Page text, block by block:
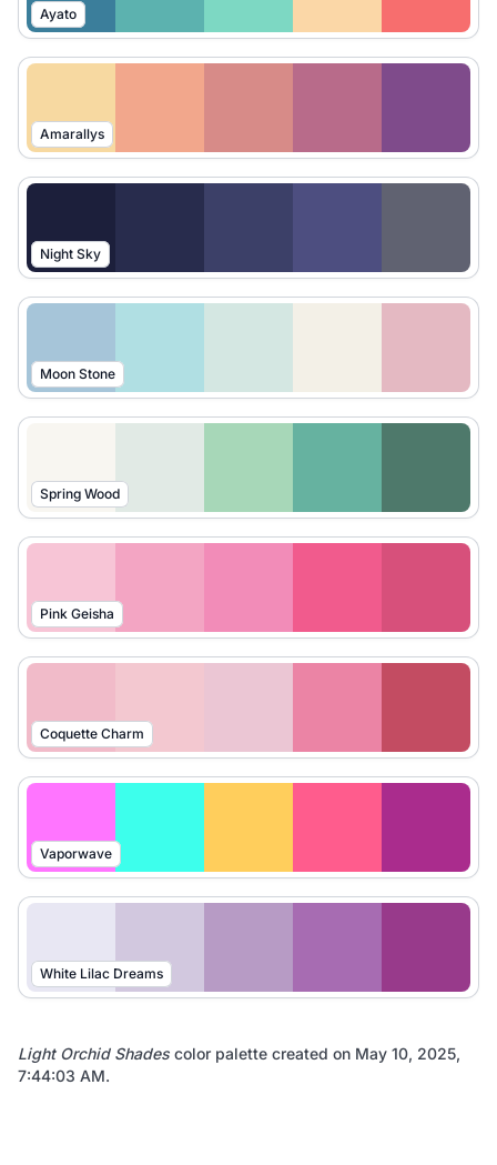
Ayato
Amarallys
Night Sky
Moon Stone
Spring Wood
Pink Geisha
Coquette Charm
Vaporwave
White Lilac Dreams
Light Orchid Shades color palette created on May 10, 2025,
7:44:03 AM.